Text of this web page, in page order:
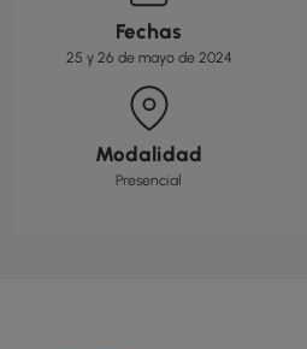
Fechas
25 y 26 de mayo de 2024
Modalidad
Presencial